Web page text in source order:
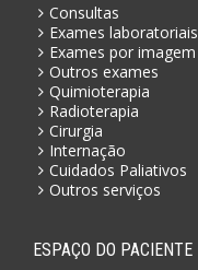
Consultas
Exames laboratoriais
Exames por imagem
Outros exames
Quimioterapia
Radioterapia
Cirurgia
Internação
Cuidados Paliativos
Outros serviços
ESPAÇO DO PACIENTE